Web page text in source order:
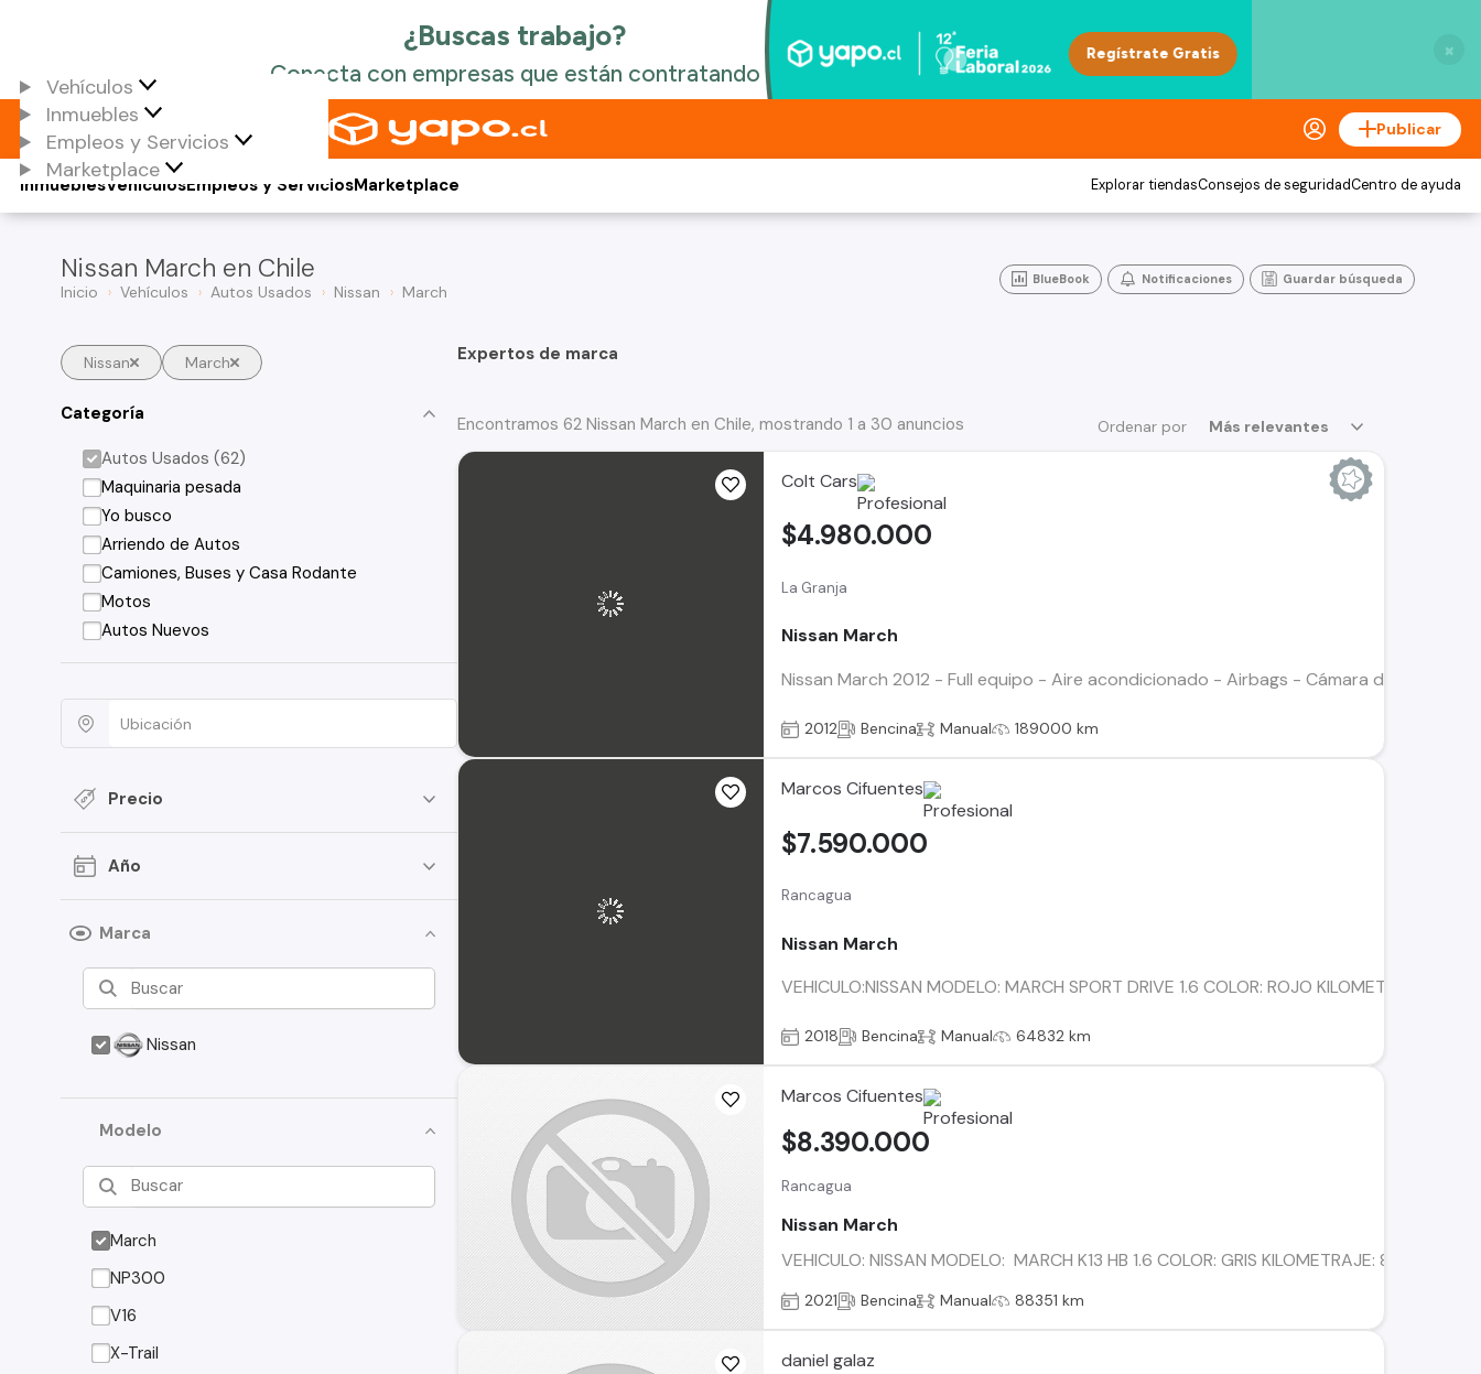
×
Vehículos
Inmuebles
Empleos y Servicios
Marketplace
Publicar
Vehículos
Inmuebles Empleos y ServiciosMarketplace Explorar tiendasConsejos de seguridadCentro de ayuda
Nissan March en Chile
Inicio Vehículos Autos Usados Nissan March
BlueBook Notificaciones Guardar búsqueda
Nissan March
Categoría
Autos Usados (62)
Maquinaria pesada
Yo busco
Arriendo de Autos
Camiones, Buses y Casa Rodante
Motos
Autos Nuevos
Precio
Año
Marca
Nissan
Modelo
March
NP300
V16
X-Trail
Expertos de marca
Ordenar por Más relevantes
Encontramos 62 Nissan March en Chile, mostrando 1 a 30 anuncios
Colt Cars
La Granja
Nissan March
Nissan March 2012 - Full equipo - Aire acondicionado - Airbags - Cámara de retroceso -
$4.980.000
2012 Bencina Manual 189000 km
Marcos Cifuentes
Rancagua
Nissan March
VEHICULO:NISSAN MODELO: MARCH SPORT DRIVE 1.6 COLOR: ROJO
$7.590.000
2018 Bencina Manual 64832 km
Marcos Cifuentes
Rancagua
Nissan March
VEHICULO: NISSAN MODELO: MARCH K13 HB 1.6 COLOR: GRIS KILOMETRAJE: 88.351
$8.390.000
2021 Bencina Manual 88351 km
daniel galaz